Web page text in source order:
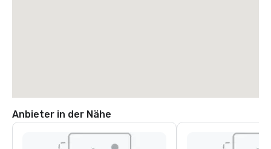
Anbieter in der Nähe